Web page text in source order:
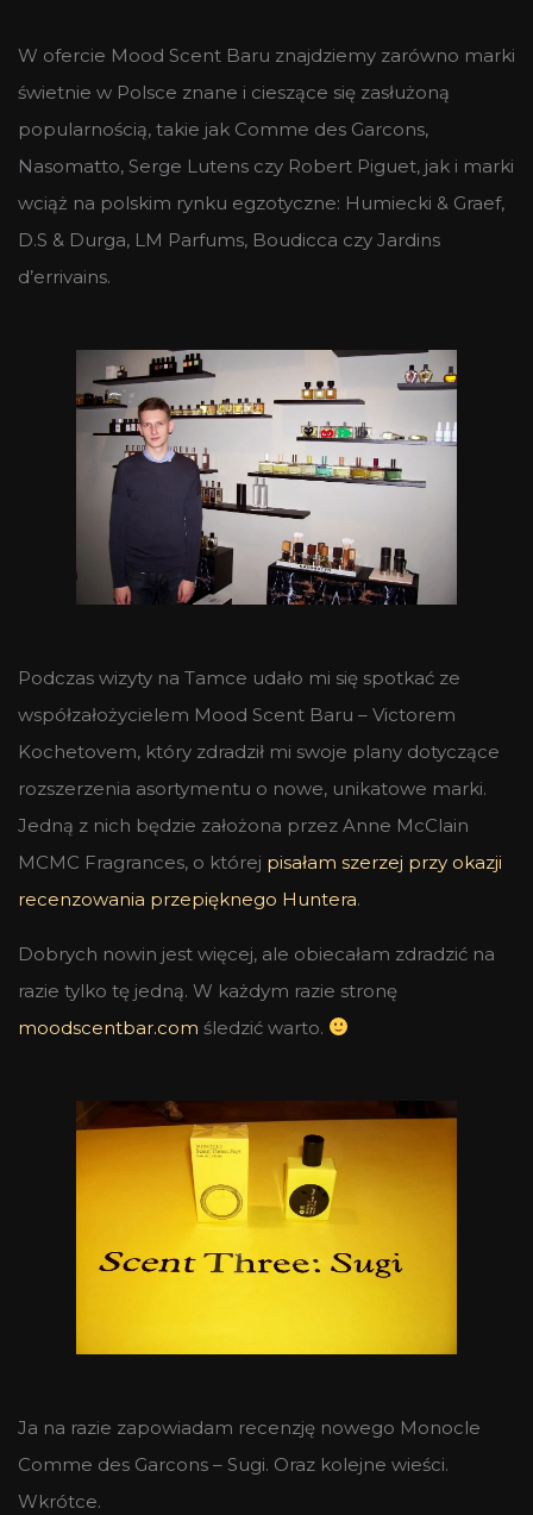
W ofercie Mood Scent Baru znajdziemy zarówno marki
świetnie w Polsce znane i cieszące się zasłużoną
popularnością, takie jak Comme des Garcons,
Nasomatto, Serge Lutens czy Robert Piguet, jak i marki
wciąż na polskim rynku egzotyczne: Humiecki & Graef,
D.S & Durga, LM Parfums, Boudicca czy Jardins
d’errivains.
Podczas wizyty na Tamce udało mi się spotkać ze
współzałożycielem Mood Scent Baru – Victorem
Kochetovem, który zdradził mi swoje plany dotyczące
rozszerzenia asortymentu o nowe, unikatowe marki.
Jedną z nich będzie założona przez Anne McClain
MCMC Fragrances, o której pisałam szerzej przy okazji
recenzowania przepięknego Huntera.
Dobrych nowin jest więcej, ale obiecałam zdradzić na
razie tylko tę jedną. W każdym razie stronę
moodscentbar.com śledzić warto.
Ja na razie zapowiadam recenzję nowego Monocle
Comme des Garcons – Sugi. Oraz kolejne wieści.
Wkrótce.